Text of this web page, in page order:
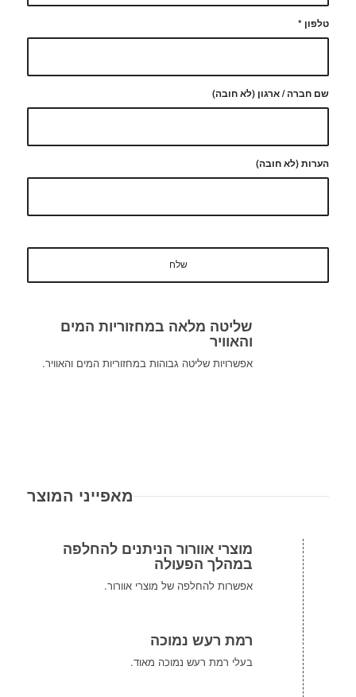
טלפון *
שם חברה / ארגון (לא חובה)
הערות (לא חובה)
שליטה מלאה במחזוריות המים
והאוויר
אפשרויות שליטה גבוהות במחזוריות המים והאוויר.
מאפייני המוצר
מוצרי אוורור הניתנים להחלפה
במהלך הפעולה
אפשרות להחלפה של מוצרי אוורור.
רמת רעש נמוכה
בעלי רמת רעש נמוכה מאוד.